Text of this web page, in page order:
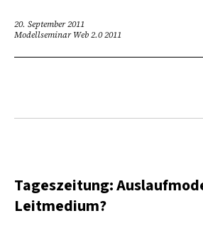
20. September 2011
Modellseminar Web 2.0 2011
Tageszeitung:
Leitmedium?